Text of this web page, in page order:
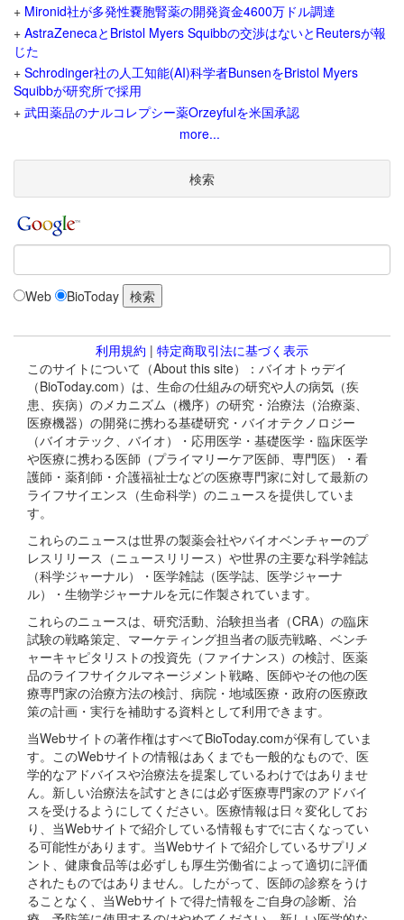
+ Mironid社が多発性嚢胞腎薬の開発資金4600万ドル調達
+ AstraZenecaとBristol Myers Squibbの交渉はないとReutersが報
じた
+ Schrodinger社の人工知能(AI)科学者BunsenをBristol Myers
Squibbが研究所で採用
+ 武田薬品のナルコレプシー薬Orzeyfulを米国承認
more...
検索
Web BioToday
利用規約 | 特定商取引法に基づく表示
このサイトについて（About this site）：バイオトゥデイ
（BioToday.com）は、生命の仕組みの研究や人の病気（疾
患、疾病）のメカニズム（機序）の研究・治療法（治療薬、
医療機器）の開発に携わる基礎研究・バイオテクノロジー
（バイオテック、バイオ）・応用医学・基礎医学・臨床医学
や医療に携わる医師（プライマリーケア医師、専門医）・看
護師・薬剤師・介護福祉士などの医療専門家に対して最新の
ライフサイエンス（生命科学）のニュースを提供していま
す。
これらのニュースは世界の製薬会社やバイオベンチャーのプ
レスリリース（ニュースリリース）や世界の主要な科学雑誌
（科学ジャーナル）・医学雑誌（医学誌、医学ジャーナ
ル）・生物学ジャーナルを元に作製されています。
これらのニュースは、研究活動、治験担当者（CRA）の臨床
試験の戦略策定、マーケティング担当者の販売戦略、ベンチ
ャーキャピタリストの投資先（ファイナンス）の検討、医薬
品のライフサイクルマネージメント戦略、医師やその他の医
療専門家の治療方法の検討、病院・地域医療・政府の医療政
策の計画・実行を補助する資料として利用できます。
当Webサイトの著作権はすべてBioToday.comが保有していま
す。このWebサイトの情報はあくまでも一般的なもので、医
学的なアドバイスや治療法を提案しているわけではありませ
ん。新しい治療法を試すときには必ず医療専門家のアドバイ
スを受けるようにしてください。医療情報は日々変化してお
り、当Webサイトで紹介している情報もすでに古くなってい
る可能性があります。当Webサイトで紹介しているサプリメ
ント、健康食品等は必ずしも厚生労働省によって適切に評価
されたものではありません。したがって、医師の診察をうけ
ることなく、当Webサイトで得た情報をご自身の診断、治